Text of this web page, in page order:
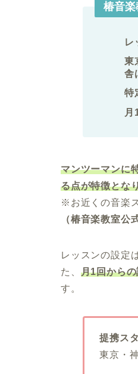
椿音
レ
東
舎
特
月
マンツーマンに
る点が特徴とな
※お近くの音楽
（椿音楽教室公
レッスンの設定
た、 月1回から
す。
提携ス
東京・